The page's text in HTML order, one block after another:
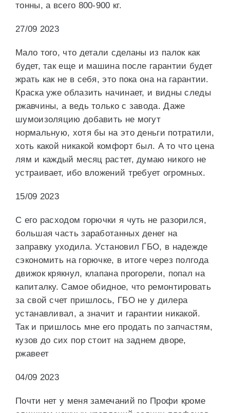
тонны, а всего 800-900 кг.
27/09 2023
Мало того, что детали сделаны из палок как
будет, так еще и машина после гарантии будет
жрать как не в себя, это пока она на гарантии.
Краска уже облазить начинает, и видны следы
ржавчины, а ведь только с завода. Даже
шумоизоляцию добавить не могут
нормальную, хотя бы на это деньги потратили,
хоть какой никакой комфорт был. А то что цена
лям и каждый месяц растет, думаю никого не
устраивает, ибо вложений требует огромных.
15/09 2023
С его расходом горючки я чуть не разорился,
большая часть заработанных денег на
заправку уходила. Установил ГБО, в надежде
сэкономить на горючке, в итоге через полгода
движок крякнул, клапана прогорели, попал на
капиталку. Самое обидное, что ремонтировать
за свой счет пришлось, ГБО не у дилера
устанавливал, а значит и гарантии никакой.
Так и пришлось мне его продать по запчастям,
кузов до сих пор стоит на заднем дворе,
ржавеет
04/09 2023
Почти нет у меня замечаний по Профи кроме